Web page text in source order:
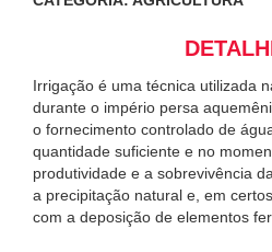
Irrigação é uma técnica utilizada
durante o império persa
o fornecimento controlado de
quantidade suficiente e no
produtividade e a sobrevivência
a precipitação natural e, em
com a deposição de elementos